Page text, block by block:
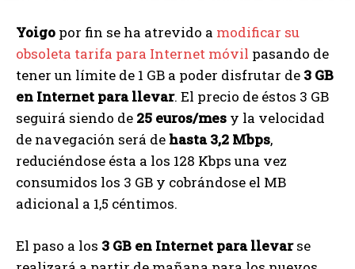
Yoigo por fin se ha atrevido a modificar su
obsoleta tarifa para Internet móvil pasando de
tener un límite de 1 GB a poder disfrutar de 3 GB
en Internet para llevar. El precio de éstos 3 GB
seguirá siendo de 25 euros/mes y la velocidad
de navegación será de hasta 3,2 Mbps,
reduciéndose ésta a los 128 Kbps una vez
consumidos los 3 GB y cobrándose el MB
adicional a 1,5 céntimos.
El paso a los 3 GB en Internet para llevarse